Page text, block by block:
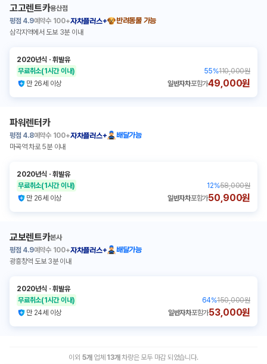
고고렌트카용산점
평점 4.9예약수 100+자차플러스+
반려동물 가능
삼각지역에서 도보 3분 이내
2020년식 ㆍ휘발유
무료취소(1시간 이내) 55%110,000원
만 26세 이상
일반자차포함가49,000원
파워렌터카
평점 4.8예약수 100+자차플러스+
배달가능
마곡역 차로 5분 이내
2020년식 ㆍ휘발유
무료취소(1시간 이내) 12%58,000원
만 26세 이상
일반자차포함가50,900원
교보렌트카본사
평점 4.9예약수 100+자차플러스+
배달가능
광흥창역 도보 3분 이내
2020년식 ㆍ휘발유
무료취소(1시간 이내) 64%150,000원
만 24세 이상
일반자차포함가53,000원
이외 5개 업체 13개 차량은 모두 마감 되었습니다.